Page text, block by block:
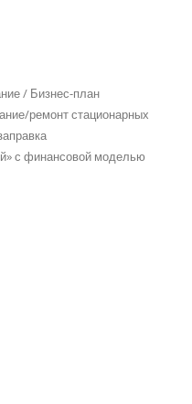
/ Бизнес-план
ремонт стационарных
с финансовой моделью